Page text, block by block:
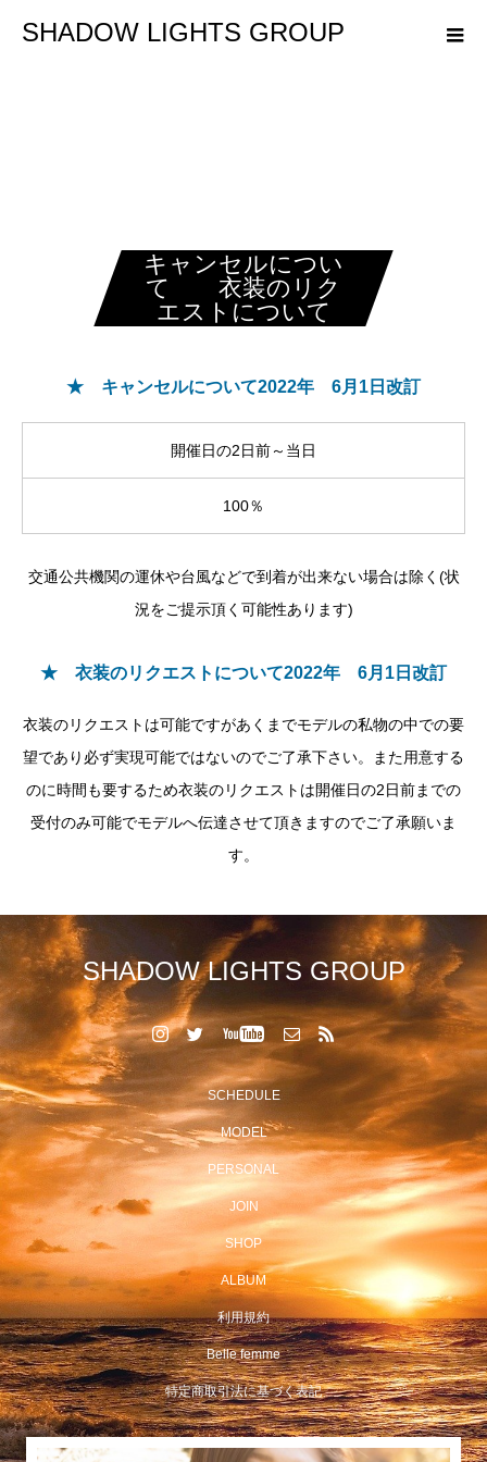
SHADOW LIGHTS GROUP
キャンセルについ
て 衣装のリク
エストについて
★ キャンセルについて2022年 6月1日改訂
開催日の2日前～当日
100％
交通公共機関の運休や台風などで到着が出来ない場合は除く(状
況をご提示頂く可能性あります)
★ 衣装のリクエストについて2022年 6月1日改訂
衣装のリクエストは可能ですがあくまでモデルの私物の中での要
望であり必ず実現可能ではないのでご了承下さい。また用意する
のに時間も要するため衣装のリクエストは開催日の2日前までの
受付のみ可能でモデルへ伝達させて頂きますのでご了承願いま
す。
SHADOW LIGHTS GROUP
SCHEDULE
MODEL
PERSONAL
JOIN
SHOP
ALBUM
利用規約
Belle femme
特定商取引法に基づく表記